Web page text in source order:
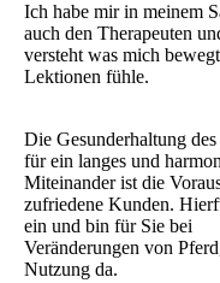
Ich habe mir in meinem
auch den Therapeuten
versteht was mich
Lektionen fühle.
Die Gesunderhaltung des
für ein langes und
Miteinander ist die
zufriedene Kunden.
ein und bin für Sie bei
Veränderungen von
Nutzung da.